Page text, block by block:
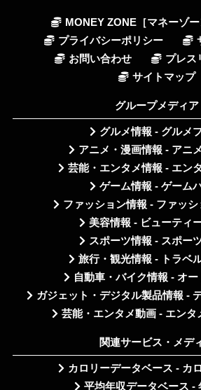
MONEY ZONE［マネーゾ
プライバシーポリシー
お問い合わせ
プレス
サイトマップ
グループメディア
グルメ情報 - グルメ
アニメ・漫画情報 - アニ
芸能・エンタメ情報 - エン
ゲーム情報 - ゲーム
ファッション情報 - ファッ
美容情報 - ビューティ
スポーツ情報 - スポー
旅行・観光情報 - トラベ
自動車・バイク情報 - オ
ガジェット・デジタル製品情報 -
芸能・エンタメ動画 - エンタ
関連サービス・メデ
カロリーデータベース - カ
平均年収データベース -